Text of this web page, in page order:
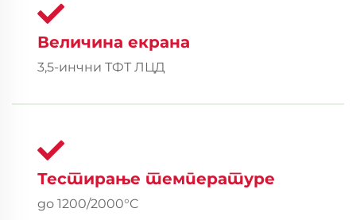
Величина екрана
3,5-инчни ТФТ ЛЦД
Тестирање температуре
до 1200/2000°C